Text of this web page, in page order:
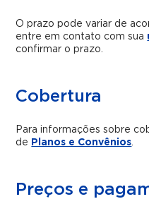
O prazo pode variar de
entre em contato com sua
confirmar o prazo.
Cobertura
Para informações sobre
de Planos e Convênios.
Preços e